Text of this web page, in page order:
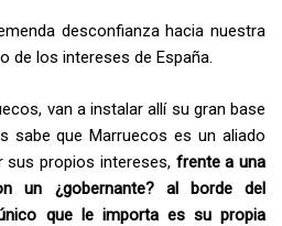
desconfianza hacia nuestra
de los intereses de España.
van a instalar allí su gran base
sabe que Marruecos es un aliado
sus propios intereses, frente a una
un ¿gobernante? al borde del
que le importa es su propia